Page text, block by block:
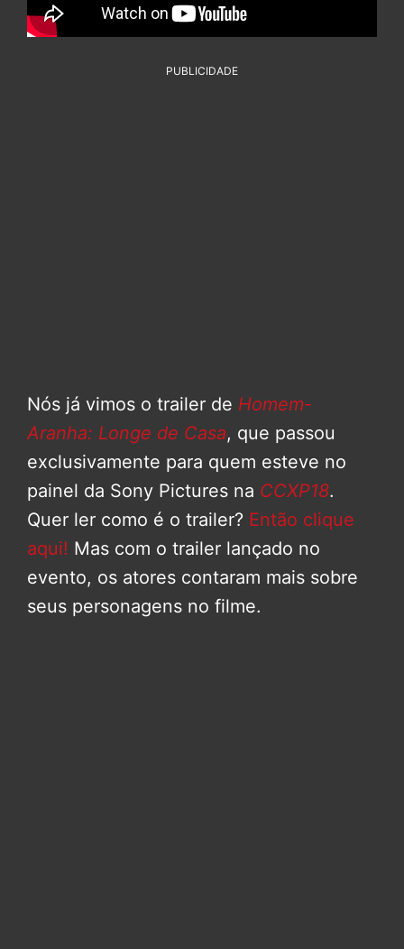
PUBLICIDADE
Nós já vimos o trailer de Homem-
Aranha: Longe de Casa, que passou
exclusivamente para quem esteve no
painel da Sony Pictures na CCXP18.
Quer ler como é o trailer? Então clique
aqui! Mas com o trailer lançado no
evento, os atores contaram mais sobre
seus personagens no filme.